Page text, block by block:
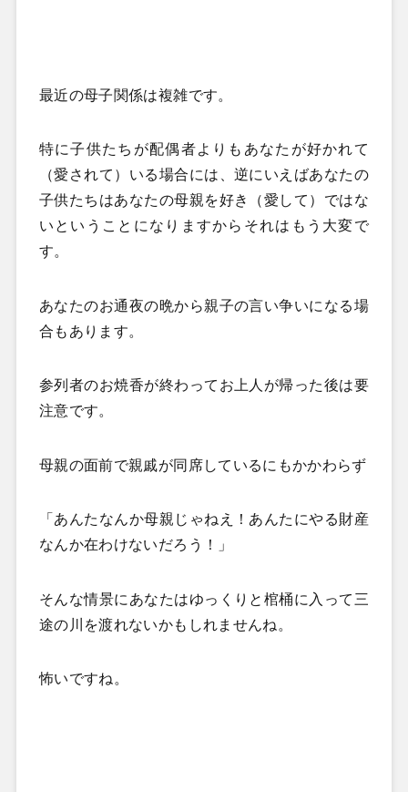
最近の母子関係は複雑です。
特に子供たちが配偶者よりもあなたが好かれて
（愛されて）いる場合には、逆にいえばあなたの
子供たちはあなたの母親を好き（愛して）ではな
いということになりますからそれはもう大変で
す。
あなたのお通夜の晩から親子の言い争いになる場
合もあります。
参列者のお焼香が終わってお上人が帰った後は要
注意です。
母親の面前で親戚が同席しているにもかかわらず
「あんたなんか母親じゃねえ！あんたにやる財産
なんか在わけないだろう！」
そんな情景にあなたはゆっくりと棺桶に入って三
途の川を渡れないかもしれませんね。
怖いですね。